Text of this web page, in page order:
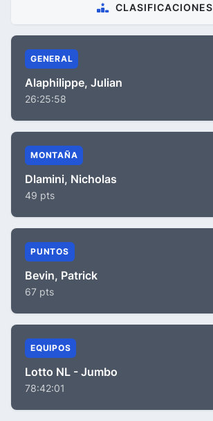
CLASIFICACIONES
GENERAL
Alaphilippe, Julian
26:25:58
MONTAÑA
Dlamini, Nicholas
49 pts
PUNTOS
Bevin, Patrick
67 pts
EQUIPOS
Lotto NL - Jumbo
78:42:01